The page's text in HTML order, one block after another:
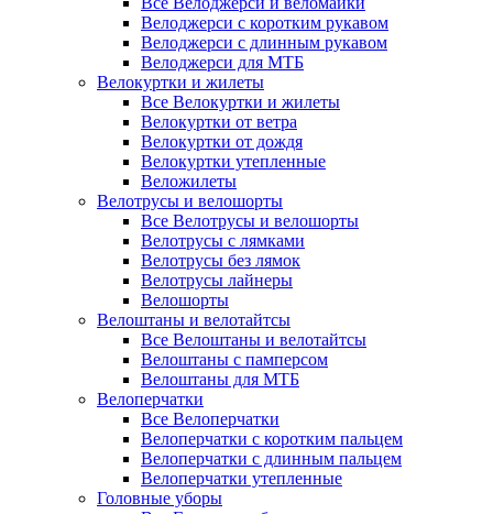
Велоджерси с коротким рукавом
Велоджерси с длинным рукавом
Велоджерси для МТБ
Велокуртки и жилеты
Все Велокуртки и жилеты
Велокуртки от ветра
Велокуртки от дождя
Велокуртки утепленные
Веложилеты
Велотрусы и велошорты
Все Велотрусы и велошорты
Велотрусы с лямками
Велотрусы без лямок
Велотрусы лайнеры
Велошорты
Велоштаны и велотайтсы
Все Велоштаны и велотайтсы
Велоштаны с памперсом
Велоштаны для МТБ
Велоперчатки
Все Велоперчатки
Велоперчатки с коротким пальцем
Велоперчатки с длинным пальцем
Велоперчатки утепленные
Головные уборы